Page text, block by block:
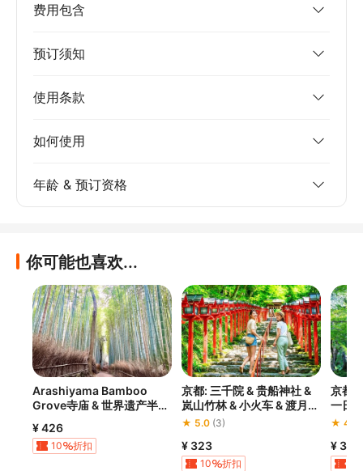
费用包含
预订须知
使用条款
如何使用
年龄 & 预订资格
你可能也喜欢...
Arashiyama Bamboo
Grove寺庙 & 世界遗产半天
¥ 426
10 折扣
京都: 三千院 & 贵船神社 &
岚山竹林 & 小火车 & 渡月桥
一日游 (大阪/京都出发)
★ 5.0 (3)
¥ 323
10
折扣
京都
一日
★ 4.9
¥ 302